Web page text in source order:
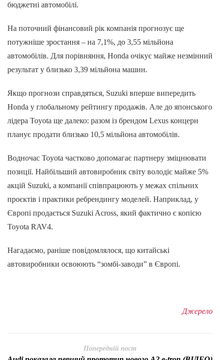
бюджетні автомобілі.
На поточний фінансовий рік компанія прогнозує ще
потужніше зростання – на 7,1%, до 3,55 мільйона
автомобілів. Для порівняння, Honda очікує майже незмінний
результат у близько 3,39 мільйона машин.
Якщо прогнози справдяться, Suzuki вперше випередить
Honda у глобальному рейтингу продажів. Але до японського
лідера Toyota ще далеко: разом із брендом Lexus концерн
планує продати близько 10,5 мільйона автомобілів.
Водночас Toyota частково допомагає партнеру зміцнювати
позиції. Найбільший автовиробник світу володіє майже 5%
акцій Suzuki, а компанії співпрацюють у межах спільних
проєктів і практики ребрендингу моделей. Наприклад, у
Європі продається Suzuki Across, який фактично є копією
Toyota RAV4.
Нагадаємо, раніше повідомлялося, що китайські
автовиробники освоюють “зомбі-заводи” в Європі.
Джерело
Попередній пост